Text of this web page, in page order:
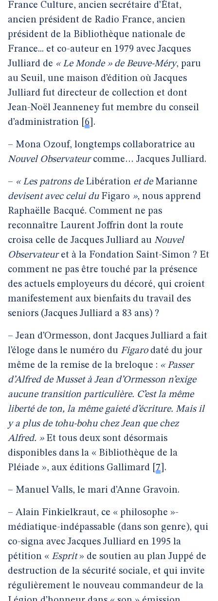
France Culture, ancien secrétaire d’État,
ancien président de Radio France, ancien
président de la Bibliothèque nationale de
France... et co-auteur en 1979 avec Jacques
Julliard de « Le Monde » de Beuve-Méry, paru
au Seuil, une maison d’édition où Jacques
Julliard fut directeur de collection et dont
Jean-Noël Jeanneney fut membre du conseil
d’administration 6 .
– Mona Ozouf, longtemps collaboratrice au
Nouvel Observateurcomme… Jacques Julliard.
– « Les patrons deLibération et de Marianne
devisent avec celui du Figaro », nous apprend
Raphaëlle Bacqué. Comment ne pas
reconnaître Laurent Joffrin dont la route
croisa celle de Jacques Julliard au Nouvel
Observateuret à la Fondation Saint-Simon ? Et
comment ne pas être touché par la présence
des actuels employeurs du décoré, qui croient
manifestement aux bienfaits du travail des
seniors (Jacques Julliard a 83 ans) ?
– Jean d’Ormesson, dont Jacques Julliard a fait
l’éloge dans le numéro du Figarodaté du jour
même de la remise de la breloque : « Passer
d’Alfred de Musset à Jean d’Ormesson n’exige
aucune transition particulière. C’est la même
liberté de ton, la même gaieté d’écriture. Mais il
y a plus de tohu-bohu chez Jean que chez
Alfred. »Et tous deux sont désormais
disponibles dans la « Bibliothèque de la
Pléiade », aux éditions Gallimard 7 .
– Manuel Valls, le mari d’Anne Gravoin.
– Alain Finkielkraut, ce « philosophe »-
médiatique-indépassable (dans son genre), qui
co-signa avec Jacques Julliard en 1995 la
pétition « Esprit» de soutien au plan Juppé de
destruction de la sécurité sociale, et qui invite
régulièrement le nouveau commandeur de la